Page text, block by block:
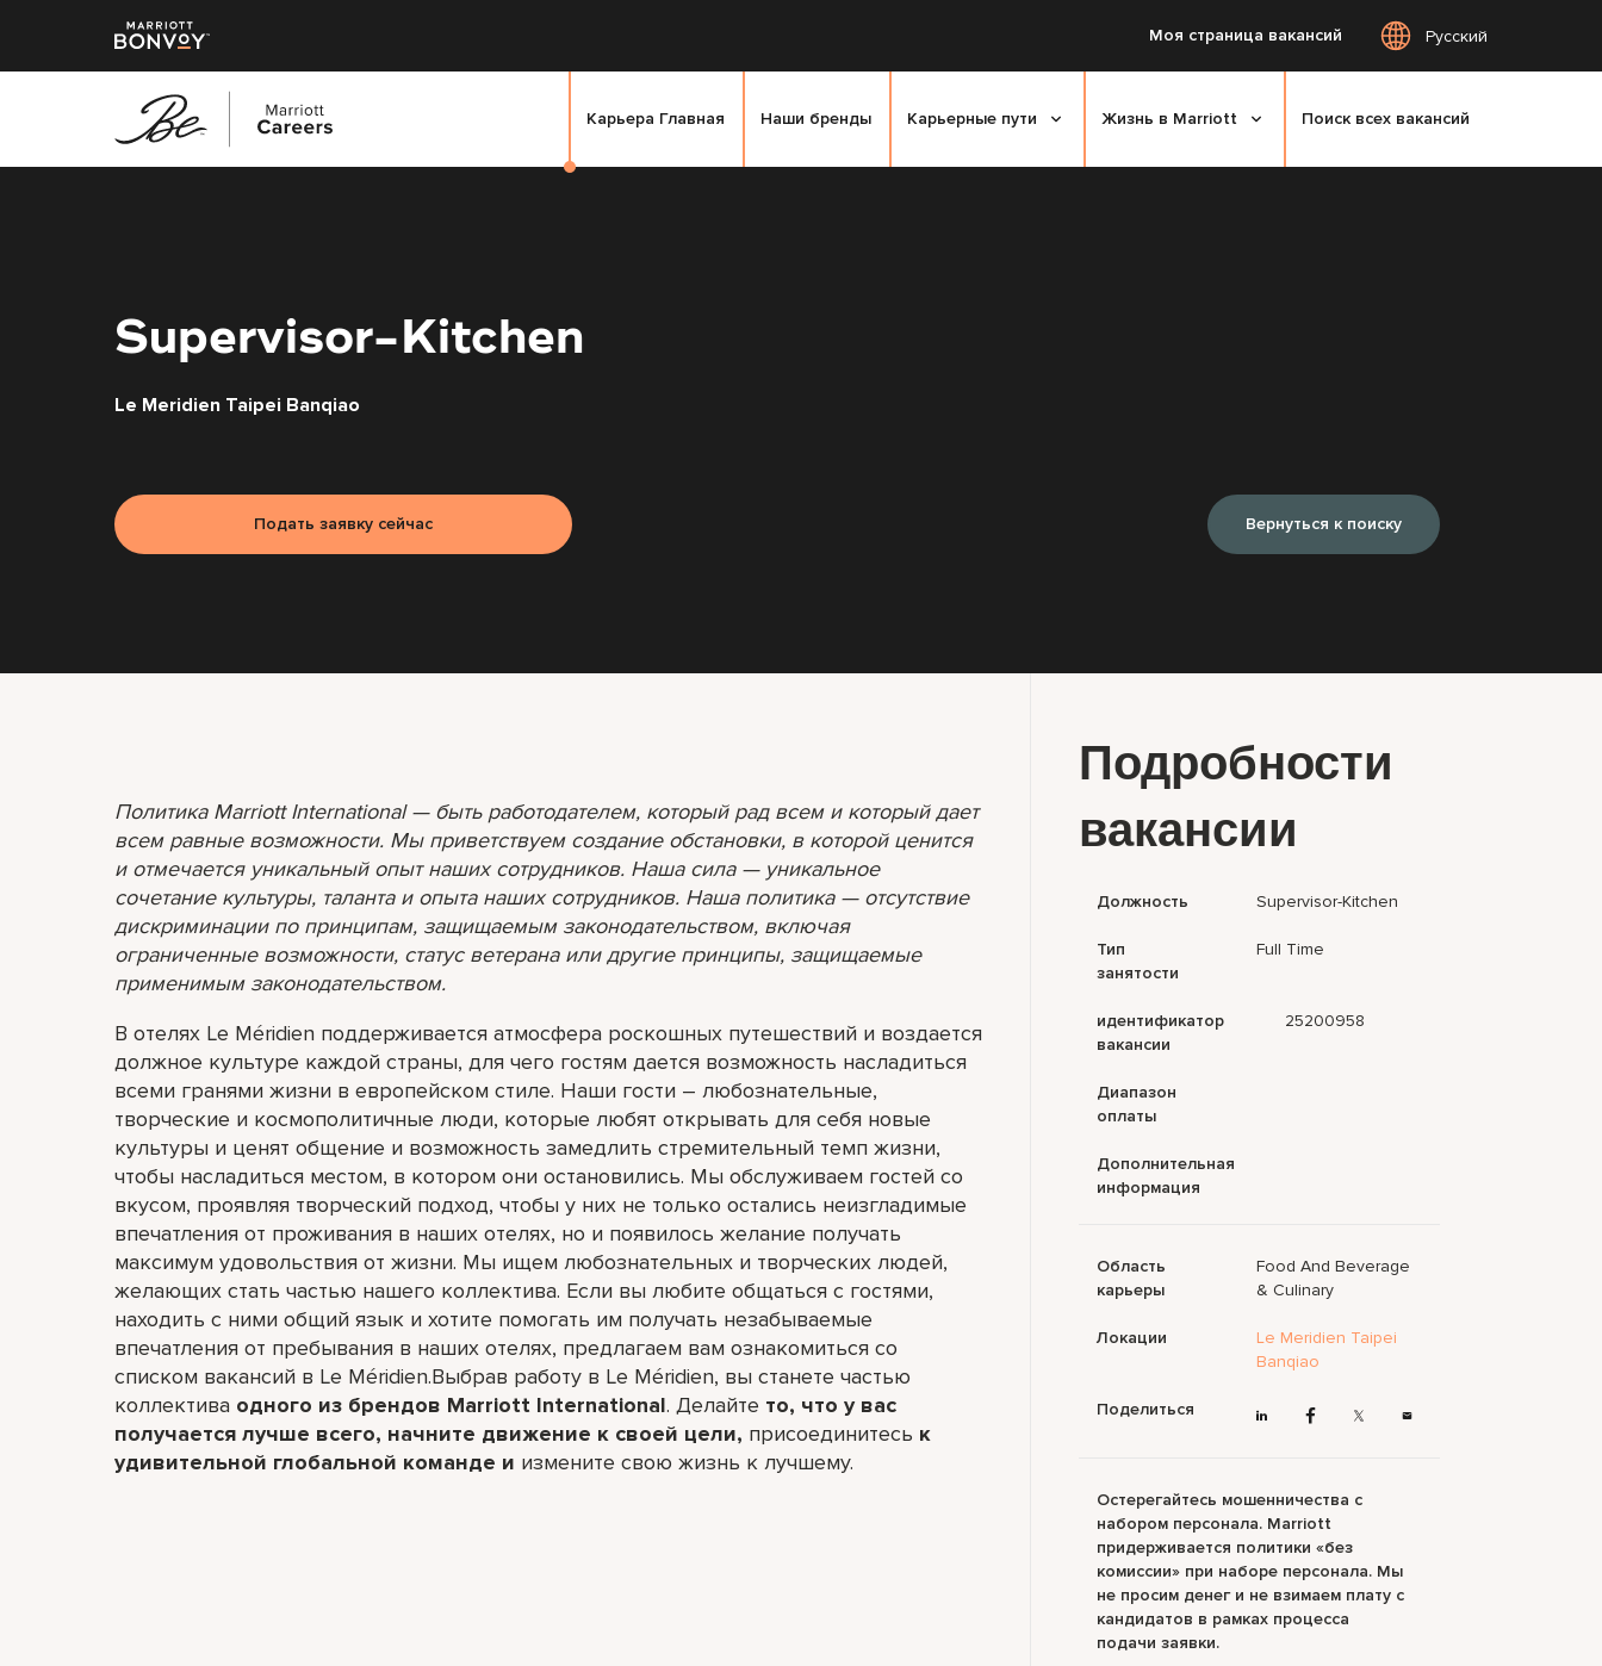
Моя страница вакансий Русский
Карьера Главная Наши бренды Карьерные пути Жизнь в Marriott Поиск всех вакансий
Supervisor-Kitchen
Le Meridien Taipei Banqiao
Подать заявку сейчас Вернуться к поиску
Политика Marriott International — быть работодателем, который рад всем и который дает
всем равные возможности. Мы приветствуем создание обстановки, в которой ценится
и отмечается уникальный опыт наших сотрудников. Наша сила — уникальное
сочетание культуры, таланта и опыта наших сотрудников. Наша политика — отсутствие
дискриминации по принципам, защищаемым законодательством, включая
ограниченные возможности, статус ветерана или другие принципы, защищаемые
применимым законодательством.
В отелях Le Méridien поддерживается атмосфера роскошных путешествий и воздается
должное культуре каждой страны, для чего гостям дается возможность насладиться
всеми гранями жизни в европейском стиле. Наши гости – любознательные,
творческие и космополитичные люди, которые любят открывать для себя новые
культуры и ценят общение и возможность замедлить стремительный темп жизни,
чтобы насладиться местом, в котором они остановились. Мы обслуживаем гостей со
вкусом, проявляя творческий подход, чтобы у них не только остались неизгладимые
впечатления от проживания в наших отелях, но и появилось желание получать
максимум удовольствия от жизни. Мы ищем любознательных и творческих людей,
желающих стать частью нашего коллектива. Если вы любите общаться с гостями,
находить с ними общий язык и хотите помогать им получать незабываемые
впечатления от пребывания в наших отелях, предлагаем вам ознакомиться со
списком вакансий в Le Méridien.Выбрав работу в Le Méridien, вы станете частью
коллектива одного из брендов Marriott International. Делайте то, что у вас
получается лучше всего,​ начните движение к своей цели, присоединитесь к
удивительной глобальной команде и измените свою жизнь к лучшему.
Подробности
вакансии
Должность Supervisor-Kitchen
Тип
занятости
Full Time
идентификатор
вакансии
25200958
Диапазон
оплаты
Дополнительная
информация
Область
карьеры
Food And Beverage
& Culinary
Локации
Le Meridien Taipei
Banqiao
Поделиться
Остерегайтесь мошенничества с
набором персонала. Marriott
придерживается политики «без
комиссии» при наборе персонала. Мы
не просим денег и не взимаем плату с
кандидатов в рамках процесса
подачи заявки.